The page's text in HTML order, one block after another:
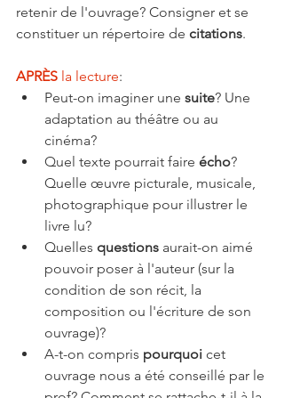
retenir de l'ouvrage? Consigner et se
constituer un répertoire de citations.
APRÈS la lecture:
Peut-on imaginer une suite? Une
adaptation au théâtre ou au
cinéma?
Quel texte pourrait faire écho?
Quelle œuvre picturale, musicale,
photographique pour illustrer le
livre lu?
Quelles questions aurait-on aimé
pouvoir poser à l'auteur (sur la
condition de son récit, la
composition ou l'écriture de son
ouvrage)?
A-t-on compris pourquoi cet
ouvrage nous a été conseillé par le